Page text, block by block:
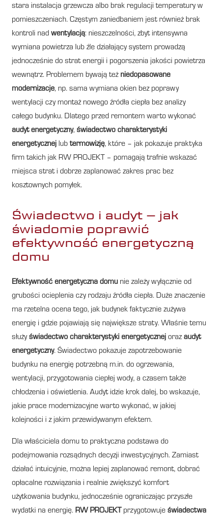
stara instalacja grzewcza albo brak regulacji temperatury w
pomieszczeniach. Częstym zaniedbaniem jest również brak
kontroli nad wentylacją: nieszczelności, zbyt intensywna
wymiana powietrza lub źle działający system prowadzą
jednocześnie do strat energii i pogorszenia jakości powietrza
wewnątrz. Problemem bywają też niedopasowane
modernizacje, np. sama wymiana okien bez poprawy
wentylacji czy montaż nowego źródła ciepła bez analizy
całego budynku. Dlatego przed remontem warto wykonać
audyt energetyczny, świadectwo charakterystyki
energetycznej lub termowizję, które – jak pokazuje praktyka
firm takich jak RW PROJEKT – pomagają trafnie wskazać
miejsca strat i dobrze zaplanować zakres prac bez
kosztownych pomyłek.
Świadectwo i audyt – jak
świadomie poprawić
efektywność energetyczną
domu
Efektywność energetyczna domu nie zależy wyłącznie od
grubości ocieplenia czy rodzaju źródła ciepła. Duże znaczenie
ma rzetelna ocena tego, jak budynek faktycznie zużywa
energię i gdzie pojawiają się największe straty. Właśnie temu
służyświadectwo charakterystyki energetycznej oraz audyt
energetyczny. Świadectwo pokazuje zapotrzebowanie
budynku na energię potrzebną m.in. do ogrzewania,
wentylacji, przygotowania ciepłej wody, a czasem także
chłodzenia i oświetlenia. Audyt idzie krok dalej, bo wskazuje,
jakie prace modernizacyjne warto wykonać, w jakiej
kolejności i z jakim przewidywanym efektem.
Dla właściciela domu to praktyczna podstawa do
podejmowania rozsądnych decyzji inwestycyjnych. Zamiast
działać intuicyjnie, można lepiej zaplanować remont, dobrać
opłacalne rozwiązania i realnie zwiększyć komfort
użytkowania budynku, jednocześnie ograniczając przyszłe
wydatki na energię. RW PROJEKT przygotowuje świadectwa